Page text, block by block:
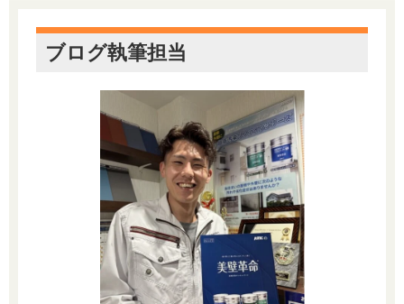
ブログ執筆担当